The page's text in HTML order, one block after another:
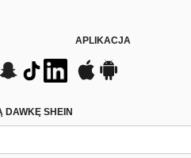
APLIKACJA
DAWKĘ SHEIN